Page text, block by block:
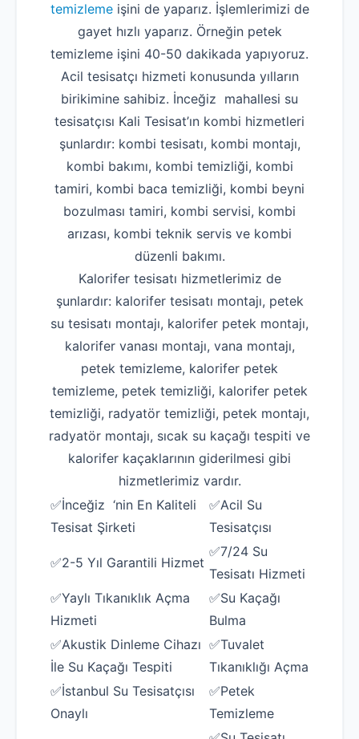
temizlemeişini de yaparız. İşlemlerimizi de
gayet hızlı yaparız. Örneğin petek
temizleme işini 40-50 dakikada yapıyoruz.
Acil tesisatçı hizmeti konusunda yılların
birikimine sahibiz. İnceğiz mahallesi su
tesisatçısı Kali Tesisat’ın kombi hizmetleri
şunlardır: kombi tesisatı, kombi montajı,
kombi bakımı, kombi temizliği, kombi
tamiri, kombi baca temizliği, kombi beyni
bozulması tamiri, kombi servisi, kombi
arızası, kombi teknik servis ve kombi
düzenli bakımı.
Kalorifer tesisatı hizmetlerimiz de
şunlardır: kalorifer tesisatı montajı, petek
su tesisatı montajı, kalorifer petek montajı,
kalorifer vanası montajı, vana montajı,
petek temizleme, kalorifer petek
temizleme, petek temizliği, kalorifer petek
temizliği, radyatör temizliği, petek montajı,
radyatör montajı, sıcak su kaçağı tespiti ve
kalorifer kaçaklarının giderilmesi gibi
hizmetlerimiz vardır.
✅İnceğiz ‘nin En Kaliteli
Tesisat Şirketi
✅Acil Su
Tesisatçısı
✅2-5 Yıl Garantili Hizmet
✅7/24 Su
Tesisatı Hizmeti
✅Yaylı Tıkanıklık Açma
Hizmeti
✅Su Kaçağı
Bulma
✅Akustik Dinleme Cihazı
İle Su Kaçağı Tespiti
✅Tuvalet
Tıkanıklığı Açma
✅İstanbul Su Tesisatçısı
Onaylı
✅Petek
Temizleme